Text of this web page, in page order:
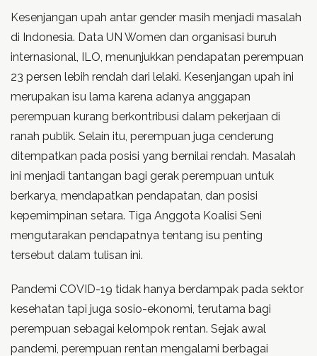
Kesenjangan upah antar gender masih menjadi masalah
di Indonesia. Data UN Women dan organisasi buruh
internasional, ILO, menunjukkan pendapatan perempuan
23 persen lebih rendah dari lelaki. Kesenjangan upah ini
merupakan isu lama karena adanya anggapan
perempuan kurang berkontribusi dalam pekerjaan di
ranah publik. Selain itu, perempuan juga cenderung
ditempatkan pada posisi yang bernilai rendah. Masalah
ini menjadi tantangan bagi gerak perempuan untuk
berkarya, mendapatkan pendapatan, dan posisi
kepemimpinan setara. Tiga Anggota Koalisi Seni
mengutarakan pendapatnya tentang isu penting
tersebut dalam tulisan ini.
Pandemi COVID-19 tidak hanya berdampak pada sektor
kesehatan tapi juga sosio-ekonomi, terutama bagi
perempuan sebagai kelompok rentan. Sejak awal
pandemi, perempuan rentan mengalami berbagai